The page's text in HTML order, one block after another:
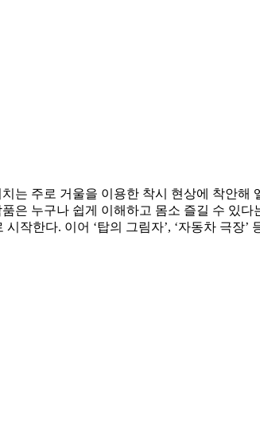
는 주로 거울을 이용한 착시 현상에 착안
은 누구나 쉽게 이해하고 몸소 즐길 수 있
작한다. 이어 ‘탑의 그림자’, ‘자동차 극장